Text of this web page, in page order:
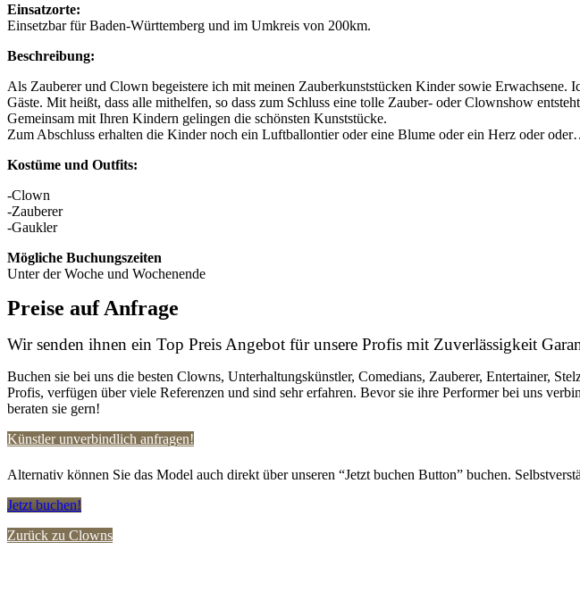
Einsatzorte:
Einsetzbar für Baden-Württemberg und im Umkreis von 200km.
Beschreibung:
Als Zauberer und Clown begeistere ich mit meinen Zauberkunststücken Kinder sowie Erwachsene.
Gäste. Mit heißt, dass alle mithelfen, so dass zum Schluss eine tolle Zauber- oder Clownshow
Gemeinsam mit Ihren Kindern gelingen die schönsten Kunststücke.
Zum Abschluss erhalten die Kinder noch ein Luftballontier oder eine Blume oder ein Herz oder
Kostüme und Outfits:
-Clown
-Zauberer
-Gaukler
Mögliche Buchungszeiten
Unter der Woche und Wochenende
Preise auf Anfrage
Wir senden ihnen ein Top Preis Angebot für unsere Profis mit Zuverlässigkeit
Buchen sie bei uns die besten Clowns, Unterhaltungskünstler, Comedians, Zauberer, Entertainer,
Profis, verfügen über viele Referenzen und sind sehr erfahren. Bevor sie ihre Performer bei uns
beraten sie gern!
Künstler unverbindlich anfragen!
Alternativ können Sie das Model auch direkt über unseren “Jetzt buchen Button” buchen.
Jetzt buchen!
Zurück zu Clowns